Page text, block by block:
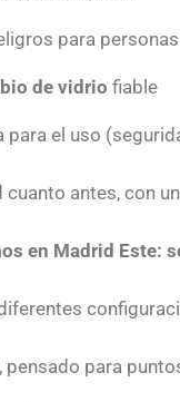
para
de vidrio fiable
para el uso
antes, con
en Madrid Este:
, pensado para